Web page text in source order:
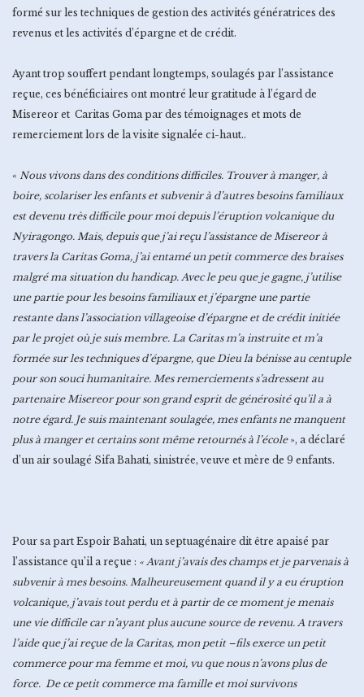
formé sur les techniques de gestion des activités génératrices des
revenus et les activités d’épargne et de crédit.
Ayant trop souffert pendant longtemps, soulagés par l’assistance
reçue, ces bénéficiaires ont montré leur gratitude à l’égard de
Misereor et Caritas Goma par des témoignages et mots de
remerciement lors de la visite signalée ci-haut..
« Nous vivons dans des conditions difficiles. Trouver à manger, à
boire, scolariser les enfants et subvenir à d’autres besoins familiaux
est devenu très difficile pour moi depuis l’éruption volcanique du
Nyiragongo. Mais, depuis que j’ai reçu l’assistance de Misereor à
travers la Caritas Goma, j’ai entamé un petit commerce des braises
malgré ma situation du handicap. Avec le peu que je gagne, j’utilise
une partie pour les besoins familiaux et j’épargne une partie
restante dans l’association villageoise d’épargne et de crédit initiée
par le projet où je suis membre. La Caritas m’a instruite et m’a
formée sur les techniques d’épargne, que Dieu la bénisse au centuple
pour son souci humanitaire. Mes remerciements s’adressent au
partenaire Misereor pour son grand esprit de générosité qu’il a à
notre égard. Je suis maintenant soulagée, mes enfants ne manquent
plus à manger et certains sont même retournés à l’école», a déclaré
d’un air soulagé Sifa Bahati, sinistrée, veuve et mère de 9 enfants.
Pour sa part Espoir Bahati, un septuagénaire dit être apaisé par
l’assistance qu’il a reçue : « Avant j’avais des champs et je parvenais à
subvenir à mes besoins. Malheureusement quand il y a eu éruption
volcanique, j’avais tout perdu et à partir de ce moment je menais
une vie difficile car n’ayant plus aucune source de revenu. A travers
l’aide que j’ai reçue de la Caritas, mon petit –fils exerce un petit
commerce pour ma femme et moi, vu que nous n’avons plus de
force. De ce petit commerce ma famille et moi survivons